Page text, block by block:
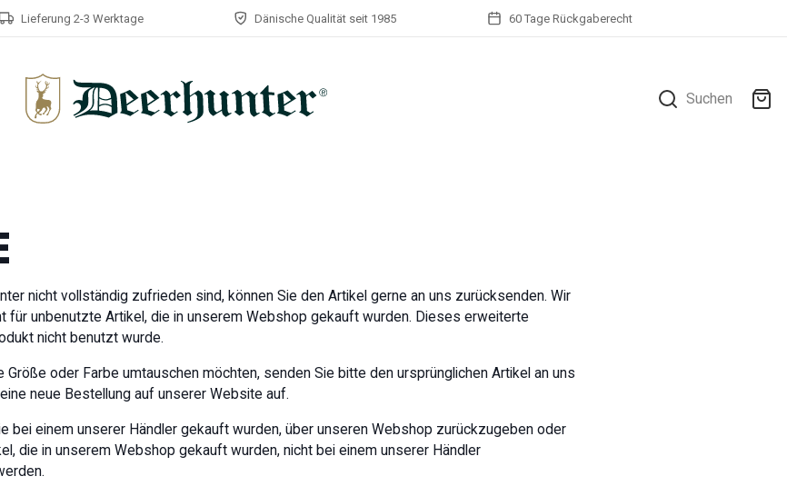
Lieferung 2-3 Werktage Dänische Qualität seit 1985 60 Tage Rückgaberecht
Suchen
nicht vollständig zufrieden sind, können Sie den Artikel gerne an uns zurücksenden. Wir
für unbenutzte Artikel, die in unserem Webshop gekauft wurden. Dieses erweiterte
nicht benutzt wurde.
Größe oder Farbe umtauschen möchten, senden Sie bitte den ursprünglichen Artikel an uns
neue Bestellung auf unserer Website auf.
bei einem unserer Händler gekauft wurden, über unseren Webshop zurückzugeben oder
die in unserem Webshop gekauft wurden, nicht bei einem unserer Händler